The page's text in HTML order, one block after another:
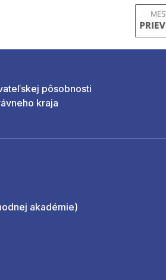
pôsobnosti
kraja
akadémie)